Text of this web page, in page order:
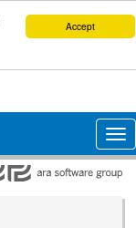
Accept